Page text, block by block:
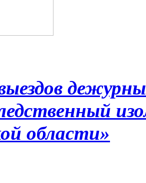
области»